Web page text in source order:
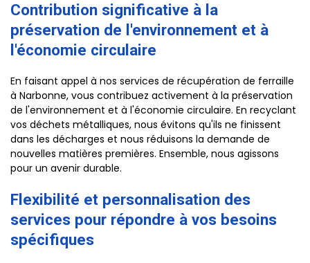
Contribution significative à la
préservation de l'environnement et à
l'économie circulaire
En faisant appel à nos services de récupération de ferraille
à Narbonne, vous contribuez activement à la préservation
de l'environnement et à l'économie circulaire. En recyclant
vos déchets métalliques, nous évitons qu'ils ne finissent
dans les décharges et nous réduisons la demande de
nouvelles matières premières. Ensemble, nous agissons
pour un avenir durable.
Flexibilité et personnalisation des
services pour répondre à vos besoins
spécifiques